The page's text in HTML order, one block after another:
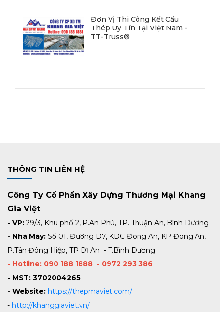
Đơn Vị Thi Công Kết Cấu
Thép Uy Tín Tại Việt Nam -
TT-Truss®
THÔNG TIN LIÊN HỆ
Công Ty Cổ Phần Xây Dựng Thương Mại Khang
Gia Việt
- VP: 29/3, Khu phố 2, P.An Phú, TP. Thuận An, Bình Dương
- Nhà Máy: Số 01, Đường D7, KDC Đông An, KP Đông An,
P.Tân Đông Hiệp, TP Dĩ An - T.Bình Dương
- Hotline: 090 188 1888 - 0972 293 386
- MST: 3702004265
- Website: https://thepmaviet.com/
- http://khanggiaviet.vn/